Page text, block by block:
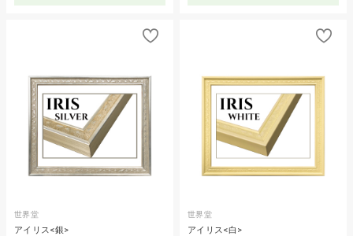
世界堂
アイリス<銀>
世界堂
アイリス<白>